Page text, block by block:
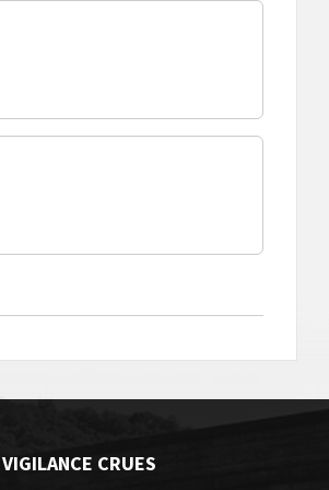
VIGILANCE CRUES